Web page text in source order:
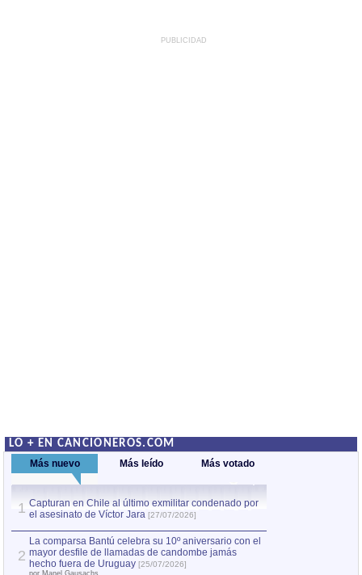
PUBLICIDAD
LO + EN CANCIONEROS.COM
Más nuevo Más leído Más votado
1 Capturan en Chile al último exmilitar condenado por
el asesinato de Víctor Jara [27/07/2026]
2
La comparsa Bantú celebra su 10º aniversario con el
mayor desfile de llamadas de candombe jamás
hecho fuera de Uruguay [25/07/2026]
por Manel Gausachs